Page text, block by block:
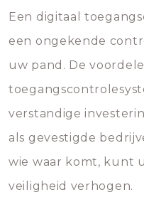
Een digitaal
een ongekende
uw pand. De
verstandige
als gevestigde
wie waar komt, kunt
veiligheid verhogen.